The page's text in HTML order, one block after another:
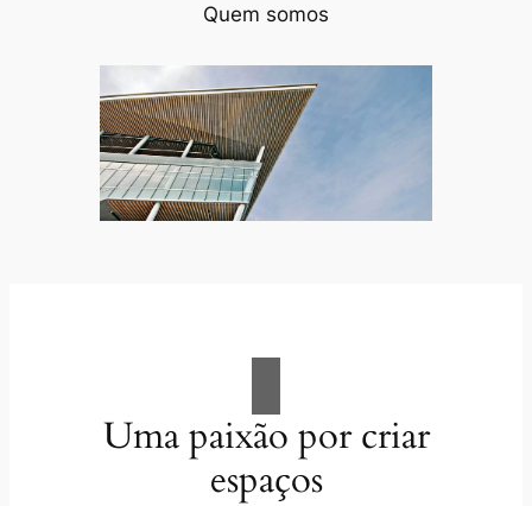
Quem somos
Uma paixão por criar
espaços